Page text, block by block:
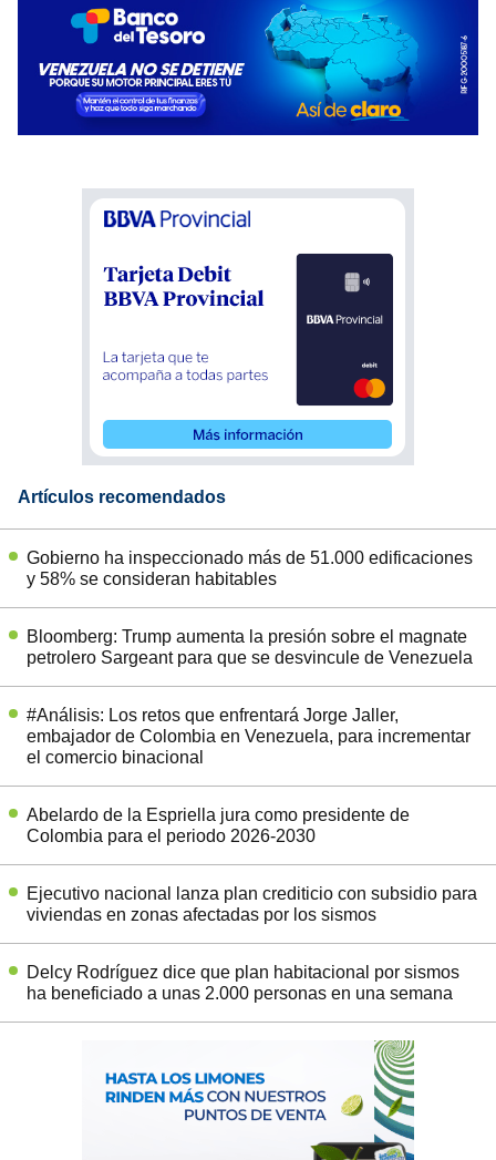
Artículos recomendados
Gobierno ha inspeccionado más de 51.000 edificaciones
y 58% se consideran habitables
Bloomberg: Trump aumenta la presión sobre el magnate
petrolero Sargeant para que se desvincule de Venezuela
#Análisis: Los retos que enfrentará Jorge Jaller,
embajador de Colombia en Venezuela, para incrementar
el comercio binacional
Abelardo de la Espriella jura como presidente de
Colombia para el periodo 2026-2030
Ejecutivo nacional lanza plan crediticio con subsidio para
viviendas en zonas afectadas por los sismos
Delcy Rodríguez dice que plan habitacional por sismos
ha beneficiado a unas 2.000 personas en una semana